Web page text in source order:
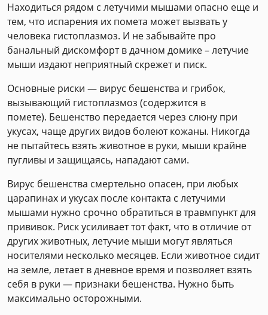
Находиться рядом с летучими мышами опасно еще и
тем, что испарения их помета может вызвать у
человека гистоплазмоз. И не забывайте про
банальный дискомфорт в дачном домике – летучие
мыши издают неприятный скрежет и писк.
Основные риски — вирус бешенства и грибок,
вызывающий гистоплазмоз (содержится в
помете). Бешенство передается через слюну при
укусах, чаще других видов болеют кожаны. Никогда
не пытайтесь взять животное в руки, мыши крайне
пугливы и защищаясь, нападают сами.
Вирус бешенства смертельно опасен, при любых
царапинах и укусах после контакта с летучими
мышами нужно срочно обратиться в травмпункт для
прививок. Риск усиливает тот факт, что в отличие от
других животных, летучие мыши могут являться
носителями несколько месяцев. Если животное сидит
на земле, летает в дневное время и позволяет взять
себя в руки — признаки бешенства. Нужно быть
максимально осторожными.